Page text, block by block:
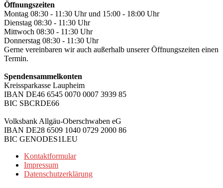
Öffnungszeiten
Montag 08:30 - 11:30 Uhr und 15:00 - 18:00 Uhr
Dienstag 08:30 - 11:30 Uhr
Mittwoch 08:30 - 11:30 Uhr
Donnerstag 08:30 - 11:30 Uhr
Gerne vereinbaren wir auch außerhalb unserer Öffnungszeiten einen
Termin.
Spendensammelkonten
Kreissparkasse Laupheim
IBAN DE46 6545 0070 0007 3939 85
BIC SBCRDE66
Volksbank Allgäu-Oberschwaben eG
IBAN DE28 6509 1040 0729 2000 86
BIC GENODES1LEU
Kontaktformular
Impressum
Datenschutzerklärung